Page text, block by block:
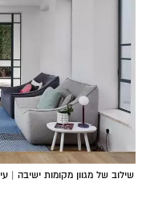
שילוב של מגוון מקומות ישיבה |